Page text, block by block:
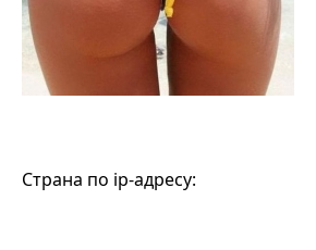
Страна по ip-адресу: